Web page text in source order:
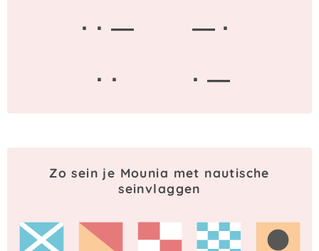
· · —
— ·
· ·
· —
Zo sein je Mounia met nautische
seinvlaggen